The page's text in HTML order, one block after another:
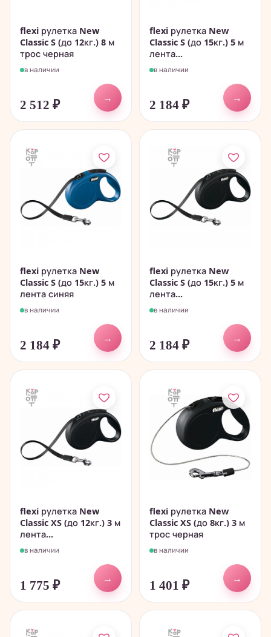
flexi рулетка New
Classic S (до 12кг.) 8 м
трос черная
в наличии
2 512 ₽
→
flexi рулетка New
Classic S (до 15кг.) 5 м
лента...
в наличии
2 184 ₽
→
flexi рулетка New
Classic S (до 15кг.) 5 м
лента синяя
в наличии
2 184 ₽
→
flexi рулетка New
Classic S (до 15кг.) 5 м
лента...
в наличии
2 184 ₽
→
flexi рулетка New
Classic XS (до 12кг.) 3 м
лента...
в наличии
1 775 ₽
→
flexi рулетка New
Classic XS (до 8кг.) 3 м
трос черная
в наличии
1 401 ₽
→